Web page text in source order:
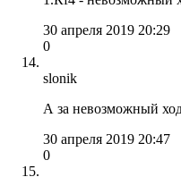
30 апреля 2019 20:29
0
slonik
А за невозможный
30 апреля 2019 20:47
0